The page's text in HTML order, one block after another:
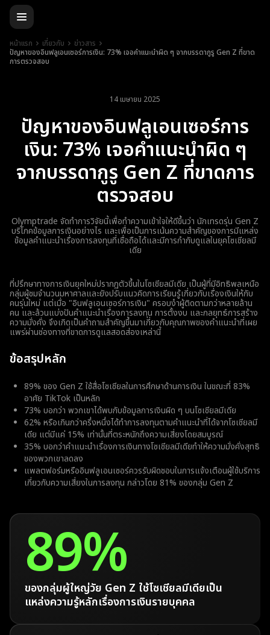
หน้าแรก เกี่ยวกับ
ข่าวสาร
ปัญหาของอินฟลูเอนเซอร์การเงิน: 73% เจอคำแนะนำผิด ๆ จากบรรดากูรู Gen Z ที่ขาด
การตรวจสอบ
14 เมษายน 2025
ปัญหาของอินฟลูเอนเซอร์การ
เงิน: 73% เจอคำแนะนำผิด ๆ
จากบรรดากูรู Gen Z ที่ขาดการ
ตรวจสอบ
Olymptrade จัดทำการวิจัยนี้เพื่อทำความเข้าใจให้ดีขึ้นว่า นักเทรดรุ่น Gen Z
บริโภคข้อมูลการเงินอย่างไร และเพื่อเป็นการเน้นความสำคัญของการมีแหล่ง
ข้อมูลคำแนะนำเรื่องการลงทุนที่เชื่อถือได้และมีการกำกับดูแลในยุคโซเชียลมี
เดีย
ที่ปรึกษาทางการเงินยุคใหม่ปรากฏตัวขึ้นในโซเชียลมีเดีย เป็นผู้ที่มีอิทธิพลเหนือ
กลุ่มผู้ชมจำนวนมหาศาลและยังปรับแนวคิดการเรียนรู้เกี่ยวกับเรื่องเงินให้กับ
คนรุ่นใหม่ แต่เมื่อ "อินฟลูเอนเซอร์การเงิน" ครอบงำผู้ติดตามกว่าหลายล้าน
คน และล้วนแบ่งปันคำแนะนำเรื่องการลงทุน การตั้งงบ และกลยุทธ์การสร้าง
ความมั่งคั่ง จึงเกิดเป็นคำถามสำคัญขึ้นมาเกี่ยวกับคุณภาพของคำแนะนำที่เผย
แพร่ผ่านช่องทางที่ขาดการดูแลสอดส่องเหล่านี้
ข้อสรุปหลัก
89% ของ Gen Z ใช้สื่อโซเชียลในการศึกษาด้านการเงิน ในขณะที่ 83%
อาศัย TikTok เป็นหลัก
73% บอกว่า พวกเขาได้พบกับข้อมูลการเงินผิด ๆ บนโซเชียลมีเดีย
62% หรือเกินกว่าครึ่งหนึ่งได้ทำการลงทุนตามคำแนะนำที่ได้จากโซเชียลมี
เดีย แต่มีแค่ 15% เท่านั้นที่ตระหนักถึงความเสี่ยงโดยสมบูรณ์
35% บอกว่าคำแนะนำเรื่องการเงินทางโซเชียลมีเดียทำให้ความมั่งคั่งสุทธิ
ของพวกเขาลดลง
แพลตฟอร์มหรืออินฟลูเอนเซอร์ควรรับผิดชอบในการแจ้งเตือนผู้ใช้บริการ
เกี่ยวกับความเสี่ยงในการลงทุน กล่าวโดย 81% ของกลุ่ม Gen Z
89%
ของกลุ่มผู้ใหญ่วัย Gen Z ใช้โซเชียลมีเดียเป็น
แหล่งความรู้หลักเรื่องการเงินรายบุคคล